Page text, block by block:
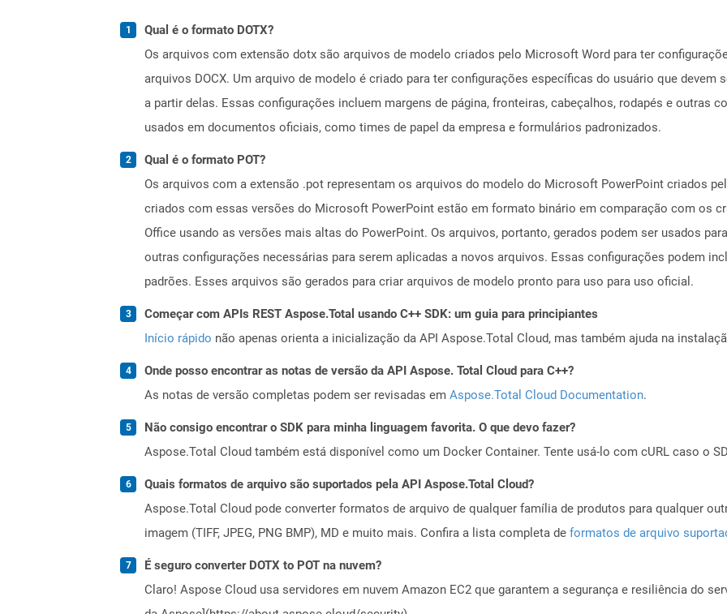
Qual é o formato DOTX?
Os arquivos com extensão dotx são arquivos de modelo criados pelo Microsoft Word para ter
arquivos DOCX. Um arquivo de modelo é criado para ter configurações específicas do usuário que devem
a partir delas. Essas configurações incluem margens de página, fronteiras, cabeçalhos, rodapés e outras
usados ​​em documentos oficiais, como times de papel da empresa e formulários padronizados.
Qual é o formato POT?
Os arquivos com a extensão .pot representam os arquivos do modelo do Microsoft PowerPoint criados
criados com essas versões do Microsoft PowerPoint estão em formato binário em comparação com os
Office usando as versões mais altas do PowerPoint. Os arquivos, portanto, gerados podem ser usados
outras configurações necessárias para serem aplicadas a novos arquivos. Essas configurações podem
padrões. Esses arquivos são gerados para criar arquivos de modelo pronto para uso para uso oficial.
Começar com APIs REST Aspose.Total usando C++ SDK: um guia para principiantes
Início rápido não apenas orienta a inicialização da API Aspose.Total Cloud, mas também ajuda na
Onde posso encontrar as notas de versão da API Aspose. Total Cloud para C++?
As notas de versão completas podem ser revisadas em Aspose.Total Cloud Documentation.
Não consigo encontrar o SDK para minha linguagem favorita. O que devo fazer?
Aspose.Total Cloud também está disponível como um Docker Container. Tente usá-lo com cURL caso o
Quais formatos de arquivo são suportados pela API Aspose.Total Cloud?
Aspose.Total Cloud pode converter formatos de arquivo de qualquer família de produtos para qualquer
imagem (TIFF, JPEG, PNG BMP), MD e muito mais. Confira a lista completa de formatos de arquivo
É seguro converter DOTX to POT na nuvem?
Claro! Aspose Cloud usa servidores em nuvem Amazon EC2 que garantem a segurança e resiliência do